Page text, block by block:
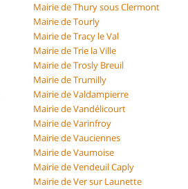
Mairie de Thury sous Clermont
Mairie de Tourly
Mairie de Tracy le Val
Mairie de Trie la Ville
Mairie de Trosly Breuil
Mairie de Trumilly
Mairie de Valdampierre
Mairie de Vandélicourt
Mairie de Varinfroy
Mairie de Vauciennes
Mairie de Vaumoise
Mairie de Vendeuil Caply
Mairie de Ver sur Launette